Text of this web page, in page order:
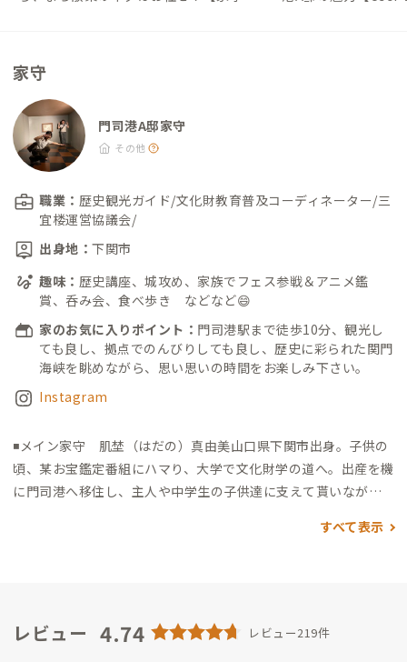
家守
門司港A邸家守
その他
職業： 歴史観光ガイド/文化財教育普及コーディネーター/三
宜楼運営協議会/
出身地： 下関市
趣味： 歴史講座、城攻め、家族でフェス参戦＆アニメ鑑
賞、呑み会、食べ歩き などなど😄
家のお気に入りポイント： 門司港駅まで徒歩10分、観光し
ても良し、拠点でのんびりしても良し、歴史に彩られた関門
海峡を眺めながら、思い思いの時間をお楽しみ下さい。
Instagram
◾️メイン家守 肌埜（はだの）真由美山口県下関市出身。 子供の
頃、某お宝鑑定番組にハマり、大学で文化財学の道へ。 出産を機
に門司港へ移住し、主人や中学生の子供達に支えて貰いなが
歴史講座や観光ガイドなど、地域のまちづくりに励んでいます。
た門司港。路地裏の隠れ家で、お待ちしております🎵◼️サブ家守
すべて表示
レビュー 4.74 レビュー219件